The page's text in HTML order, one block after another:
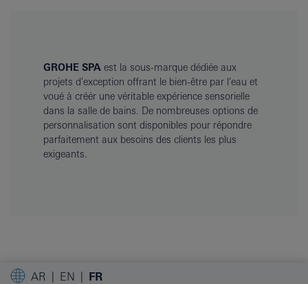
GROHE SPA est la sous-marque dédiée aux
projets d'exception offrant le bien-être par l'eau et
voué à créér une véritable expérience sensorielle
dans la salle de bains. De nombreuses options de
personnalisation sont disponibles pour répondre
parfaitement aux besoins des clients les plus
exigeants.
AR EN FR